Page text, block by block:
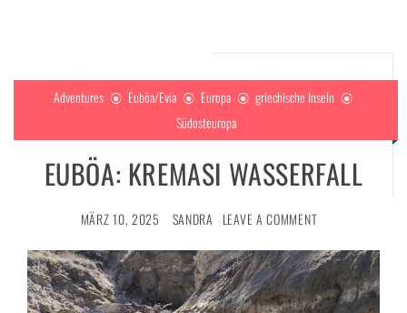
Adventures Euböa/Evia Europa
griechische Inseln
Südosteuropa
EUBÖA: KREMASI WASSERFALL
MÄRZ 10, 2025 SANDRA LEAVE A COMMENT